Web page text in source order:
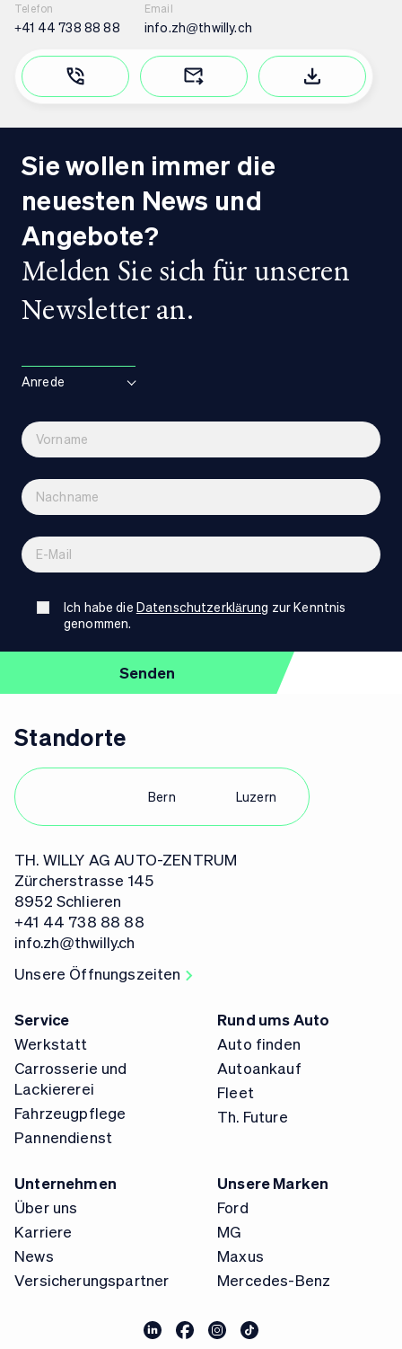
Telefon
+41 44 738 88 88
Email
info.zh@thwilly.ch
Sie wollen immer die
neuesten News und
Angebote?
Melden Sie sich für unseren
Newsletter an.
Anrede
Ich habe die Datenschutzerklärung zur Kenntnis
genommen.
Standorte
Bern Luzern
TH. WILLY AG AUTO-ZENTRUM
Zürcherstrasse 145
8952 Schlieren
+41 44 738 88 88
info.zh@thwilly.ch
Unsere Öffnungszeiten
Service
Werkstatt
Carrosserie und
Lackiererei
Fahrzeugpflege
Pannendienst
Rund ums Auto
Auto finden
Autoankauf
Fleet
Th. Future
Unternehmen
Über uns
Karriere
News
Versicherungspartner
Unsere Marken
Ford
MG
Maxus
Mercedes-Benz